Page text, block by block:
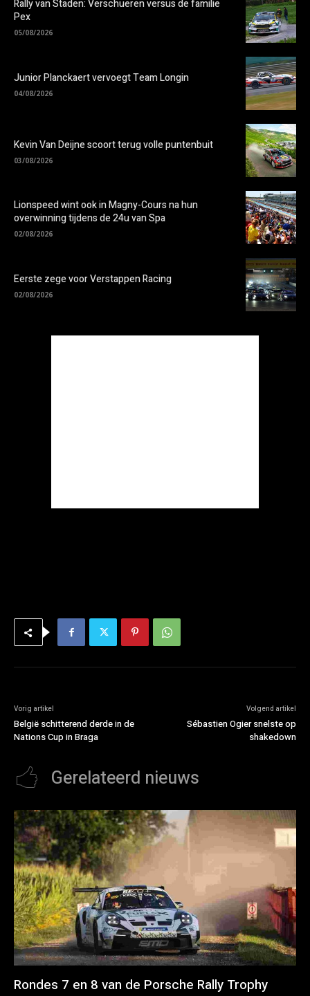
Rally van Staden: Verschueren versus de familie
Pex
05/08/2026
Junior Planckaert vervoegt Team Longin
04/08/2026
Kevin Van Deijne scoort terug volle puntenbuit
03/08/2026
Lionspeed wint ook in Magny-Cours na hun
overwinning tijdens de 24u van Spa
02/08/2026
Eerste zege voor Verstappen Racing
02/08/2026
Vorig artikel
België schitterend derde in de
Nations Cup in Braga
Volgend artikel
Sébastien Ogier snelste op
shakedown
Gerelateerd nieuws
Rondes 7 en 8 van de Porsche Rally Trophy